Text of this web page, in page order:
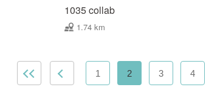
1035 collab
1.74 km
1 2 3 4